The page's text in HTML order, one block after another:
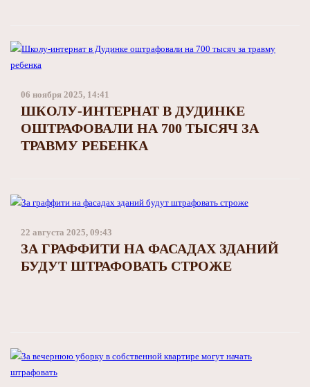
06 ноября 2025, 14:41
ШКОЛУ-ИНТЕРНАТ В ДУДИНКЕ
ОШТРАФОВАЛИ НА 700 ТЫСЯЧ ЗА
ТРАВМУ РЕБЕНКА
22 августа 2025, 09:43
ЗА ГРАФФИТИ НА ФАСАДАХ ЗДАНИЙ
БУДУТ ШТРАФОВАТЬ СТРОЖЕ